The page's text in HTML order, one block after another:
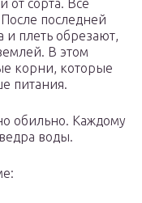
от сорта. Все
последней
и плеть обрезают,
В этом
корни, которые
питания.
обильно. Каждому
воды.